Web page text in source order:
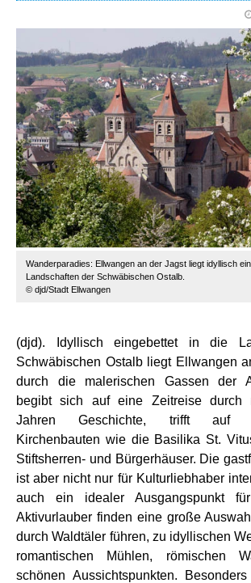
Wanderparadies: Ellwangen an der Jagst liegt idyllisch
Landschaften der Schwäbischen Ostalb.
© djd/Stadt Ellwangen
(djd). Idyllisch eingebettet in die
Schwäbischen Ostalb liegt Ellwangen
durch die malerischen Gassen der
begibt sich auf eine Zeitreise durch
Jahren Geschichte, trifft auf
Kirchenbauten wie die Basilika St.
Stiftsherren- und Bürgerhäuser. Die
ist aber nicht nur für Kulturliebhaber
auch ein idealer Ausgangspunkt für
Aktivurlauber finden eine große
durch Waldtäler führen, zu idyllischen
romantischen Mühlen, römischen
schönen Aussichtspunkten.